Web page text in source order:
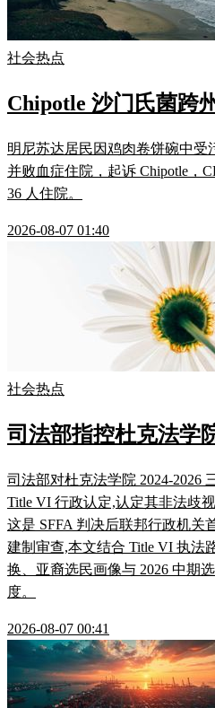
社会热点
Chipotle 沙门氏菌跨
明尼苏达居民因鸡肉卷饼碗中
并败血症住院，起诉 Chipotle，
36 人住院。
2026-08-07 01:40
社会热点
司法部指控杜克法学
司法部对杜克法学院 2024-2026
Title VI 行政认定,认定其非法歧
这是 SFFA 判决后联邦行政机关
建制审查,本文结合 Title VI 执法
换、亚裔选民画像与 2026 中期
度。
2026-08-07 00:41